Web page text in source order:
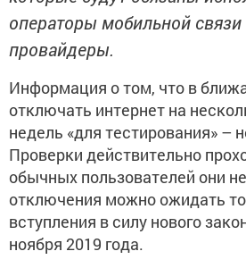
операторы мобильной связи
провайдеры.
Информация о том, что в
отключать интернет на
недель «для тестирования» –
Проверки действительно
обычных пользователей они
отключения можно ожидать
вступления в силу нового
ноября 2019 года.